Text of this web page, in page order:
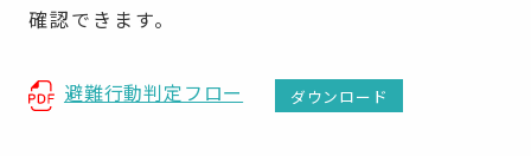
確認できます。
避難行動判定フロー ダウンロード